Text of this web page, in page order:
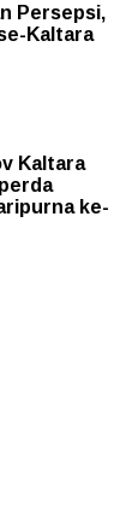
Persepsi,
Kaltara
Kaltara
ke-